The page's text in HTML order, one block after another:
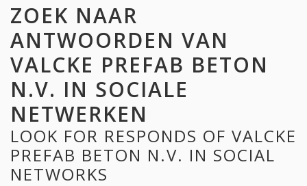
ZOEK NAAR
ANTWOORDEN VAN
VALCKE PREFAB BETON
N.V. IN SOCIALE
NETWERKEN
LOOK FOR RESPONDS OF VALCKE
PREFAB BETON N.V. IN SOCIAL
NETWORKS